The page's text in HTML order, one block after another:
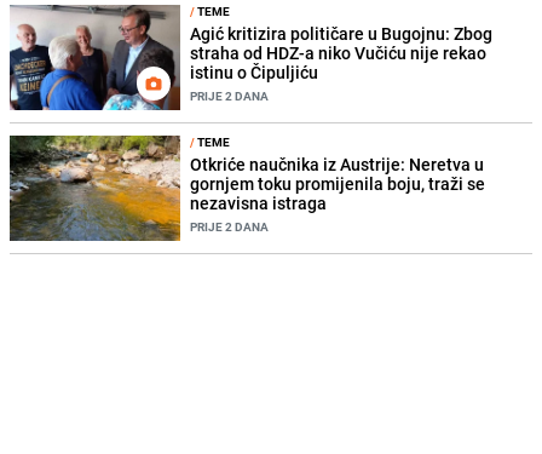
/TEME
Agić kritizira političare u Bugojnu: Zbog
straha od HDZ-a niko Vučiću nije rekao
istinu o Čipuljiću
PRIJE 2 DANA
/TEME
Otkriće naučnika iz Austrije: Neretva u
gornjem toku promijenila boju, traži se
nezavisna istraga
PRIJE 2 DANA